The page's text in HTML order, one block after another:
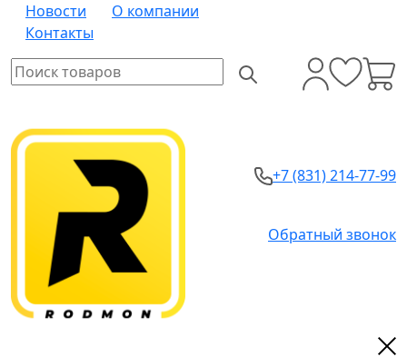
Новости
О компании
Контакты
+7 (831) 214-77-99
Обратный звонок